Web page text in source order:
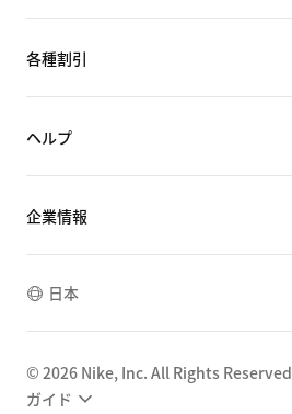
各種割引
ヘルプ
企業情報
日本
© 2026 Nike, Inc. All Rights Reserved
ガイド